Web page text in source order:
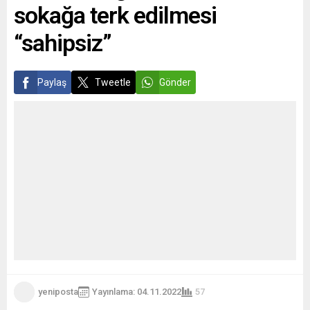
sokağa terk edilmesi
“sahipsiz”
Paylaş Tweetle Gönder
yeniposta Yayınlama: 04.11.2022 57